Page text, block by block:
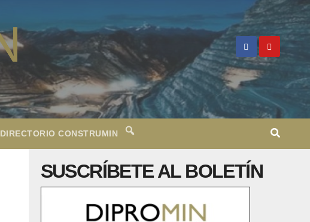
DIRECTORIO CONSTRUMIN
SUSCRÍBETE AL BOLETÍN